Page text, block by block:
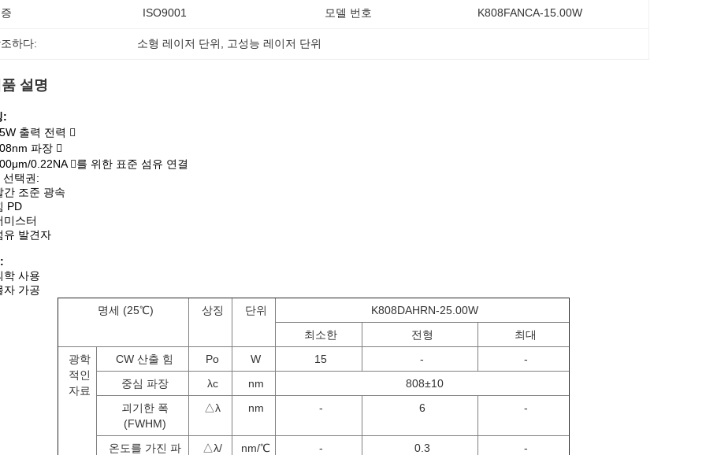
ISO9001 모델 번호 K808FANCA-15.00W
하다: 소형 레이저 단위 고성능 레이저 단위
설명
:
출력 전력 
파장 
0.22NA 를 위한 표준 섬유 연결
선택권:
간 조준 광속
PD
미스터
유 발견자
학 사용
자 가공
명세 (25℃)
상징 단위
K808DAHRN-25.00W
최소한
전형
최대
광학
적인
자료
CW 산출 힘 Po W 15 -
-
중심 파장
λc nm
808±10
괴기한 폭
(FWHM)
△λ nm - 6 -
온도를 가진 파
△λ/
nm/℃ - 0.3 -